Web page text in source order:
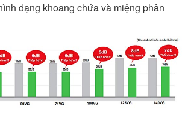
dạng khoang chứa và miệng phân